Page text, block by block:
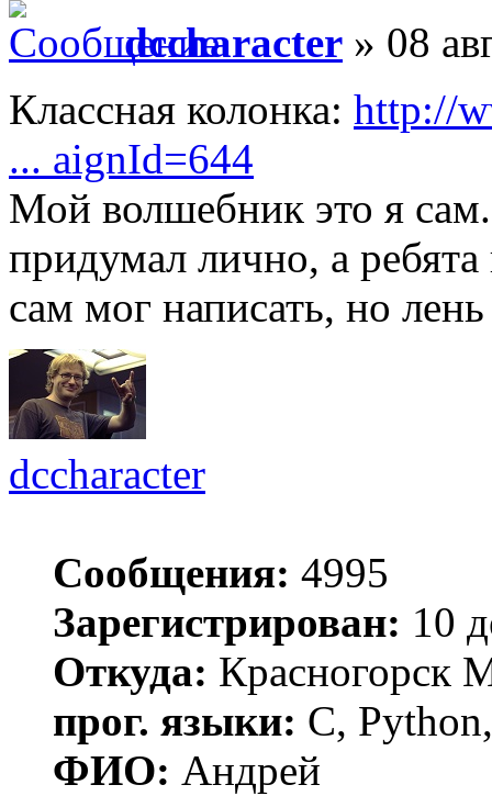
dccharacter » 08
Классная колонка: http://
... aignId=644
Мой волшебник это я
придумал лично, а
сам мог написать, но
dccharacter
Сообщения: 4995
Зарегистрирован: 10
Откуда: Красногорск
прог. языки: C,
ФИО: Андрей